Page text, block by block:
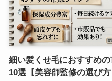
細い髪くせ毛におすすめ
10選【美容師監修の選び方